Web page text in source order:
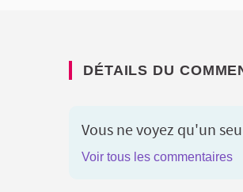
DÉTAILS DU
Vous ne voyez qu'un
Voir tous les commentaires